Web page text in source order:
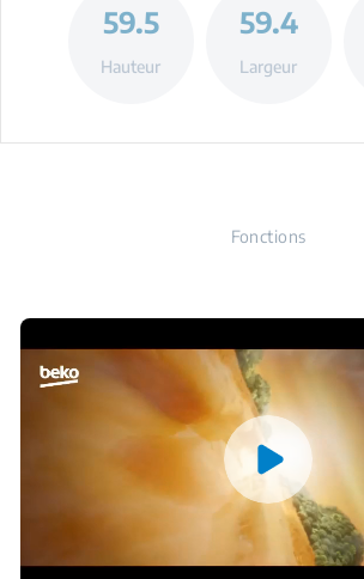
59.5
Hauteur
59.4
Largeur
Fonctions